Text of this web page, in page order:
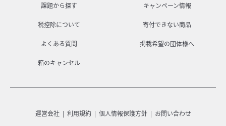
課題から探す キャンペーン情報
税控除について 寄付できない商品
よくある質問 掲載希望の団体様へ
箱のキャンセル
運営会社 利用規約 個人情報保護方針 お問い合わせ